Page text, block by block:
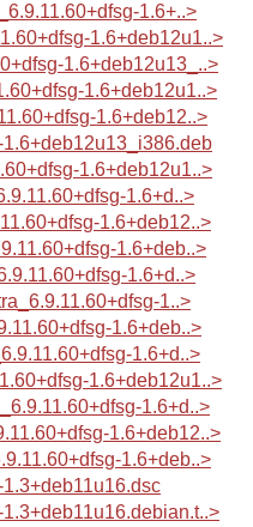
1.6+..>
1.6+deb12u1..>
1.6+deb12u13_..>
1.6+deb12u1..>
1.6+deb12..>
1.6+deb12u1..>
1.6+d..>
1.6+deb12..>
1.6+deb..>
1.6+d..>
1..>
1.6+deb..>
1.6+d..>
1.6+deb12u1..>
1.6+d..>
1.6+deb12..>
1.6+deb..>